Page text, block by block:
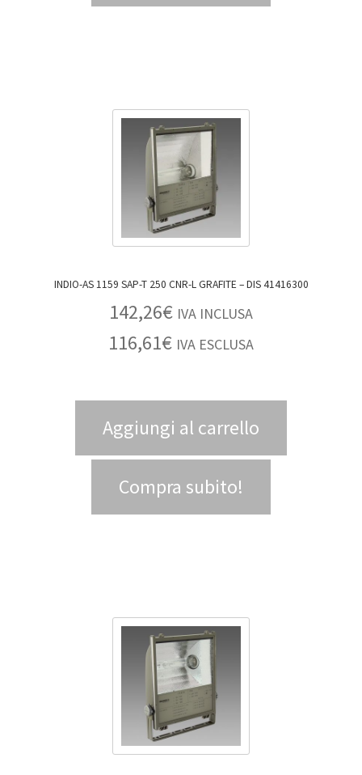
INDIO-AS 1159 SAP-T 250 CNR-L GRAFITE – DIS 41416300
142,26€ IVA INCLUSA
116,61€ IVA ESCLUSA
Aggiungi al carrello
Compra subito!